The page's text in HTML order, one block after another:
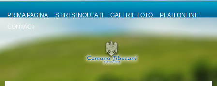
PRIMA PAGINĂ ȘTIRI ȘI NOUȚĂȚI GALERIE FOTO
PLATI ONLINE
CONTACT